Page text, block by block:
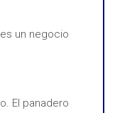
un negocio
El panadero